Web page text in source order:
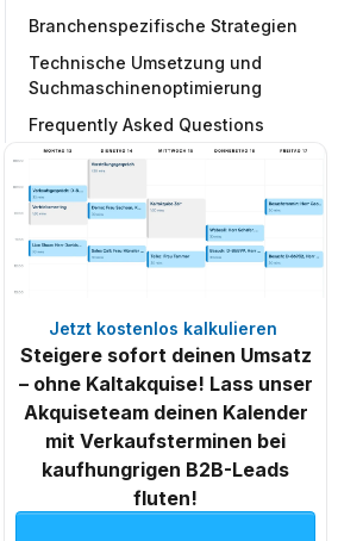
Branchenspezifische Strategien
Technische Umsetzung und
Suchmaschinenoptimierung
Frequently Asked Questions
Jetzt kostenlos kalkulieren
Steigere sofort deinen Umsatz
– ohne Kaltakquise! Lass unser
Akquiseteam deinen Kalender
mit Verkaufsterminen bei
kaufhungrigen B2B-Leads
fluten!